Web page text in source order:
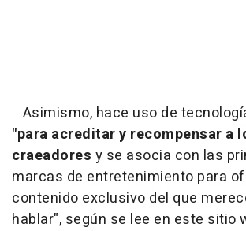
Asimismo, hace uso de
"para acreditar y recompensar a
craeadores y se asocia con las
marcas de entretenimiento para
contenido exclusivo del que
hablar", según se lee en este sitio